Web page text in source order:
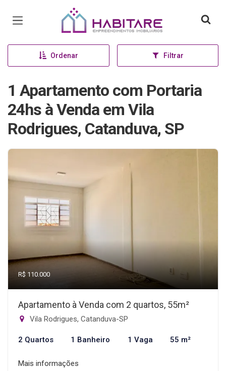
Página inicial
Ordenar Filtrar
1 Apartamento com Portaria
24hs à Venda em Vila
Rodrigues, Catanduva, SP
R$ 110.000
Apartamento à Venda com 2 quartos, 55m²
Vila Rodrigues, Catanduva-SP
2 Quartos 1 Banheiro 1 Vaga 55 m²
Mais informações